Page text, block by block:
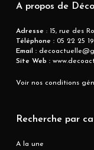
A propos de
Adresse : 15, rue des
Téléphone :05 22 25 19
Email :
Site Web :
Voir nos conditions
Recherche par
A la une